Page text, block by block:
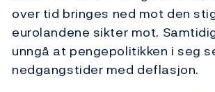
over tid bringes ned mot den
eurolandene sikter mot.
unngå at pengepolitikken i seg
nedgangstider med deflasjon.